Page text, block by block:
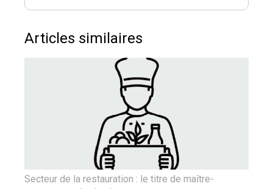
Articles similaires
Secteur de la restauration : le titre de maître-